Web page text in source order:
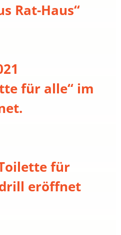
Rat-Haus“
für alle“ im
für
eröffnet